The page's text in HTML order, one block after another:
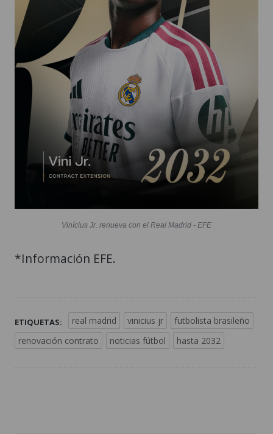
Vinícius Jr. renueva con el Real Madrid - EFE
*Información EFE.
ETIQUETAS: real madrid vinicius jr
futbolista brasileño
renovación contrato
noticias fútbol hasta 2032